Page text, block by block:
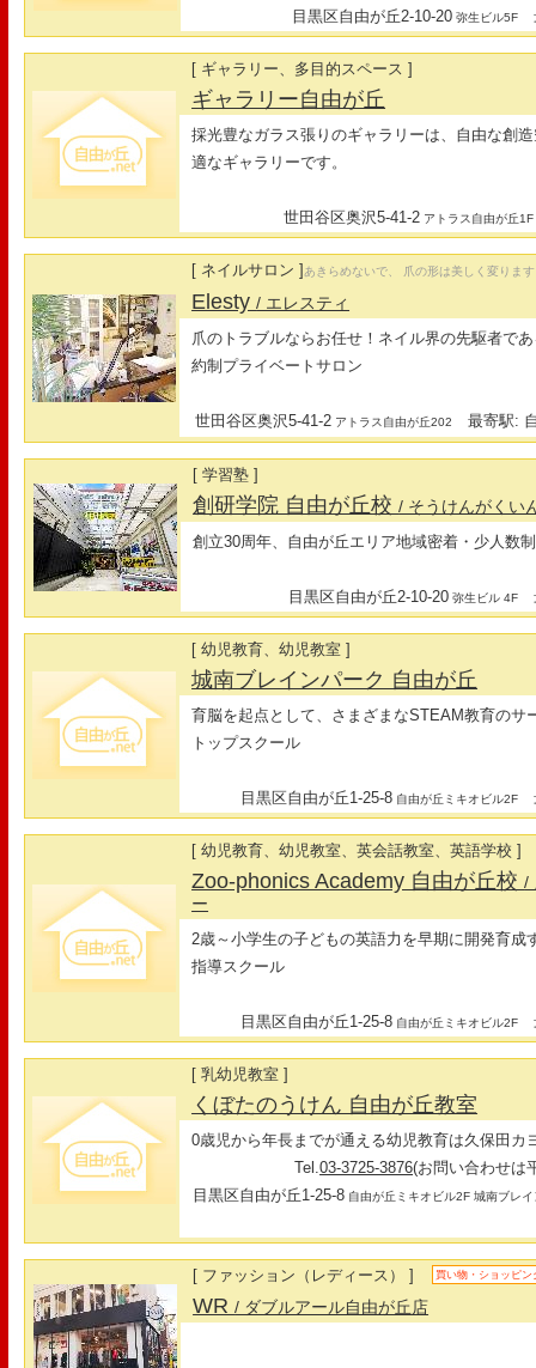
目黒区自由が丘2-10-20 弥生ビル5F
[ ギャラリー、多目的スペース ]
ギャラリー自由が丘
採光豊なガラス張りのギャラリーは、自由な創
適なギャラリーです。
世田谷区奥沢5-41-2 アトラス自由が丘1F
[ ネイルサロン ]あきらめないで、 爪の形は美しく変ります
Elesty/ エレスティ
爪のトラブルならお任せ！ネイル界の先駆者で
約制プライベートサロン
世田谷区奥沢5-41-2 アトラス自由が丘202 最寄駅:
[ 学習塾 ]
創研学院 自由が丘校/ そうけんがくい
創立30周年、自由が丘エリア地域密着・少人数
目黒区自由が丘2-10-20 弥生ビル 4F
[ 幼児教育、幼児教室 ]
城南ブレインパーク 自由が丘
育脳を起点として、さまざまなSTEAM教育のサ
トップスクール
目黒区自由が丘1-25-8 自由が丘ミキオビル2F
[ 幼児教育、幼児教室、英会話教室、英語学校 ]
Zoo-phonics Academy 自由が丘校/
ー
2歳～小学生の子どもの英語力を早期に開発育成
指導スクール
目黒区自由が丘1-25-8 自由が丘ミキオビル2F
[ 乳幼児教室 ]
くぼたのうけん 自由が丘教室
0歳児から年長までが通える幼児教育は久保田カ
Tel.03-3725-3876(お問い合わせは
目黒区自由が丘1-25-8 自由が丘ミキオビル2F 城南ブレ
[ ファッション（レディース） ] 買い物・ショッピン
WR/ ダブルアール自由が丘店